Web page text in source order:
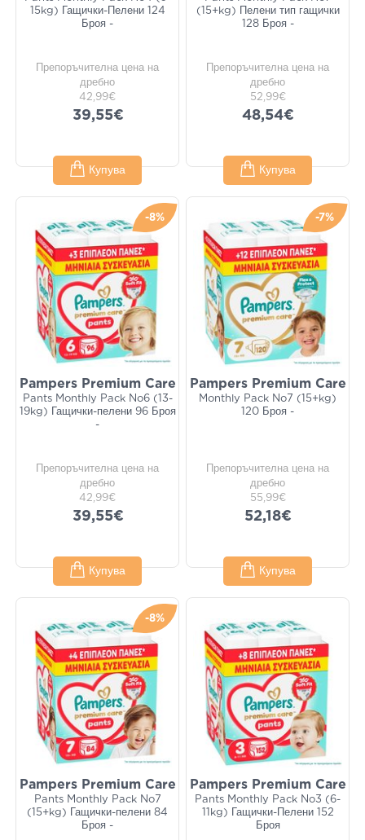
15kg) Гащички-Пелени 124
Броя -
Препоръчителна цена на
дребно
42,99€
39,55€
Купува
(15+kg) Пелени тип гащички
128 Броя -
Препоръчителна цена на
дребно
52,99€
48,54€
Купува
-8%
Pampers Premium Care
Pants Monthly Pack No6 (13-
19kg) Гащички-пелени 96 Броя
-
Препоръчителна цена на
дребно
42,99€
39,55€
Купува
-7%
Pampers Premium Care
Monthly Pack No7 (15+kg)
120 Броя -
Препоръчителна цена на
дребно
55,99€
52,18€
Купува
-8%
Pampers Premium Care
Pants Monthly Pack No7
(15+kg) Гащички-пелени 84
Броя -
Pampers Premium Care
Pants Monthly Pack No3 (6-
11kg) Гащички-Пелени 152
Броя